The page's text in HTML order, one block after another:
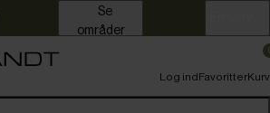
områder
Log indFavoritterKurv